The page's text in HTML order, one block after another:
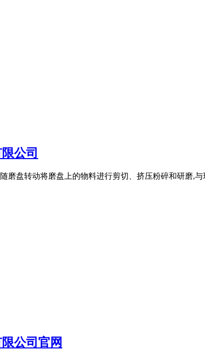
公司
磨盘转动将磨盘上的物料进行剪切、挤压粉碎和研磨,
公司官网